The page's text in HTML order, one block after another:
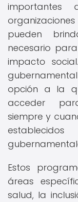
importantes
pueden
necesario
impacto
opción a la
acceder
siempre y
Estos
áreas
salud, la